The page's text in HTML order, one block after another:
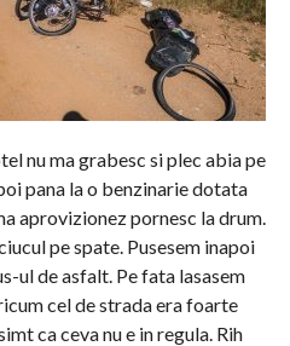
nu ma grabesc si plec abia pe
pana la o benzinarie dotata
aprovizionez pornesc la drum.
pe spate. Pusesem inapoi
ul de asfalt. Pe fata lasasem
cel de strada era foarte
ca ceva nu e in regula. Rih